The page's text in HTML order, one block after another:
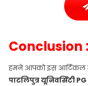
Conclusion
हमने आपको इस आर्टिकल
पाटलिपुत्र यूनिवर्सिटी